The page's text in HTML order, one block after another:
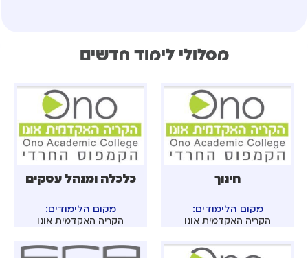
מסלולי לימוד חדשים
חינוך
מקום הלימודים:
הקריה האקדמית אונו
כלכלה ומנהל עסקים
מקום הלימודים:
הקריה האקדמית אונו